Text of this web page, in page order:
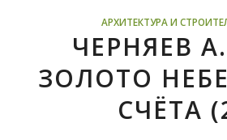
АРХИТЕКТУРА И
ЧЕРНЯЕВ
ЗОЛОТО
СЧЁТА